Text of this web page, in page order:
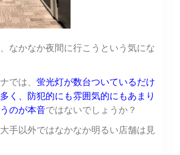
なかなか夜間に行こうという気にな
では、 蛍光灯が数台ついているだけ
く、防犯的にも雰囲気的にもあまり
のが本音ではないでしょうか？
手以外ではなかなか明るい店舗は見